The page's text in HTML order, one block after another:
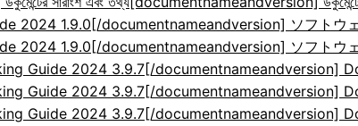
2024 1.9.0[/documentnameandversion] ソフトウ
2024 1.9.0[/documentnameandversion] ソフトウ
Guide 2024 3.9.7[/documentnameandversion]
Guide 2024 3.9.7[/documentnameandversion]
Guide 2024 3.9.7[/documentnameandversion]